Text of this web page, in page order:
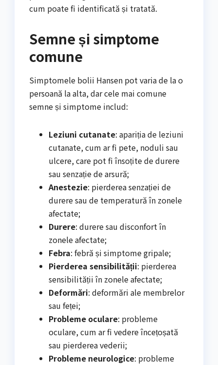
cum poate fi identificată și tratată.
Semne și simptome
comune
Simptomele bolii Hansen pot varia de la o
persoană la alta, dar cele mai comune
semne și simptome includ:
Leziuni cutanate: apariția de leziuni
cutanate, cum ar fi pete, noduli sau
ulcere, care pot fi însoțite de durere
sau senzație de arsură;
Anestezie: pierderea senzației de
durere sau de temperatură în zonele
afectate;
Durere: durere sau disconfort în
zonele afectate;
Febra: febră și simptome gripale;
Pierderea sensibilității: pierderea
sensibilității în zonele afectate;
Deformări: deformări ale membrelor
sau feței;
Probleme oculare: probleme
oculare, cum ar fi vedere încețoșată
sau pierderea vederii;
Probleme neurologice: probleme